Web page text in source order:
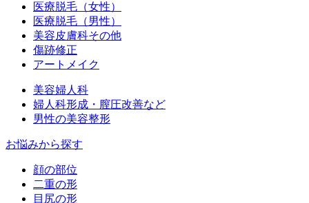
医療脱毛（女性）
医療脱毛（男性）
美容皮膚科その他
傷跡修正
アートメイク
美容婦人科
婦人科形成・膣圧改善など
男性の美容整形
お悩みから探す
顔の部位
二重の形
目尻の形